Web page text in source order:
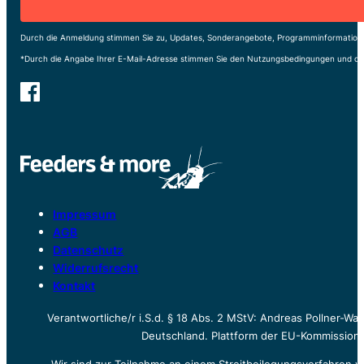
Durch die Anmeldung stimmen Sie zu, Updates, Sonderangebote,
*Durch die Angabe Ihrer E-Mail-Adresse stimmen Sie den Nutzungsbedingungen und
Impressum
AGB
Datenschutz
Widerrufsrecht
Kontakt
Verantwortliche/r i.S.d. § 18 Abs. 2 MStV: Andreas Pollner-
Deutschland. Plattform der EU-